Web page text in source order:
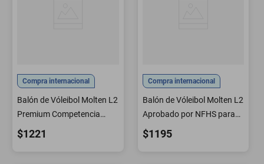
Compra internacional
Balón de Vóleibol Molten L2
Premium Competencia
Aprobado por NFHS
$1221
Compra internacional
Balón de Vóleibol Molten L2
Aprobado por NFHS para
Interior Negro y Lima
$1195